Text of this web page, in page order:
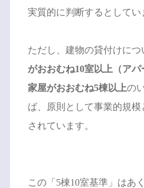
実質的に判断するとしてい
ただし、建物の貸付けにつ
がおおむね10室以上（ア
家屋がおおむね5棟以上の
ば、原則として事業的規
されています。
この「5棟10室基準」はあ